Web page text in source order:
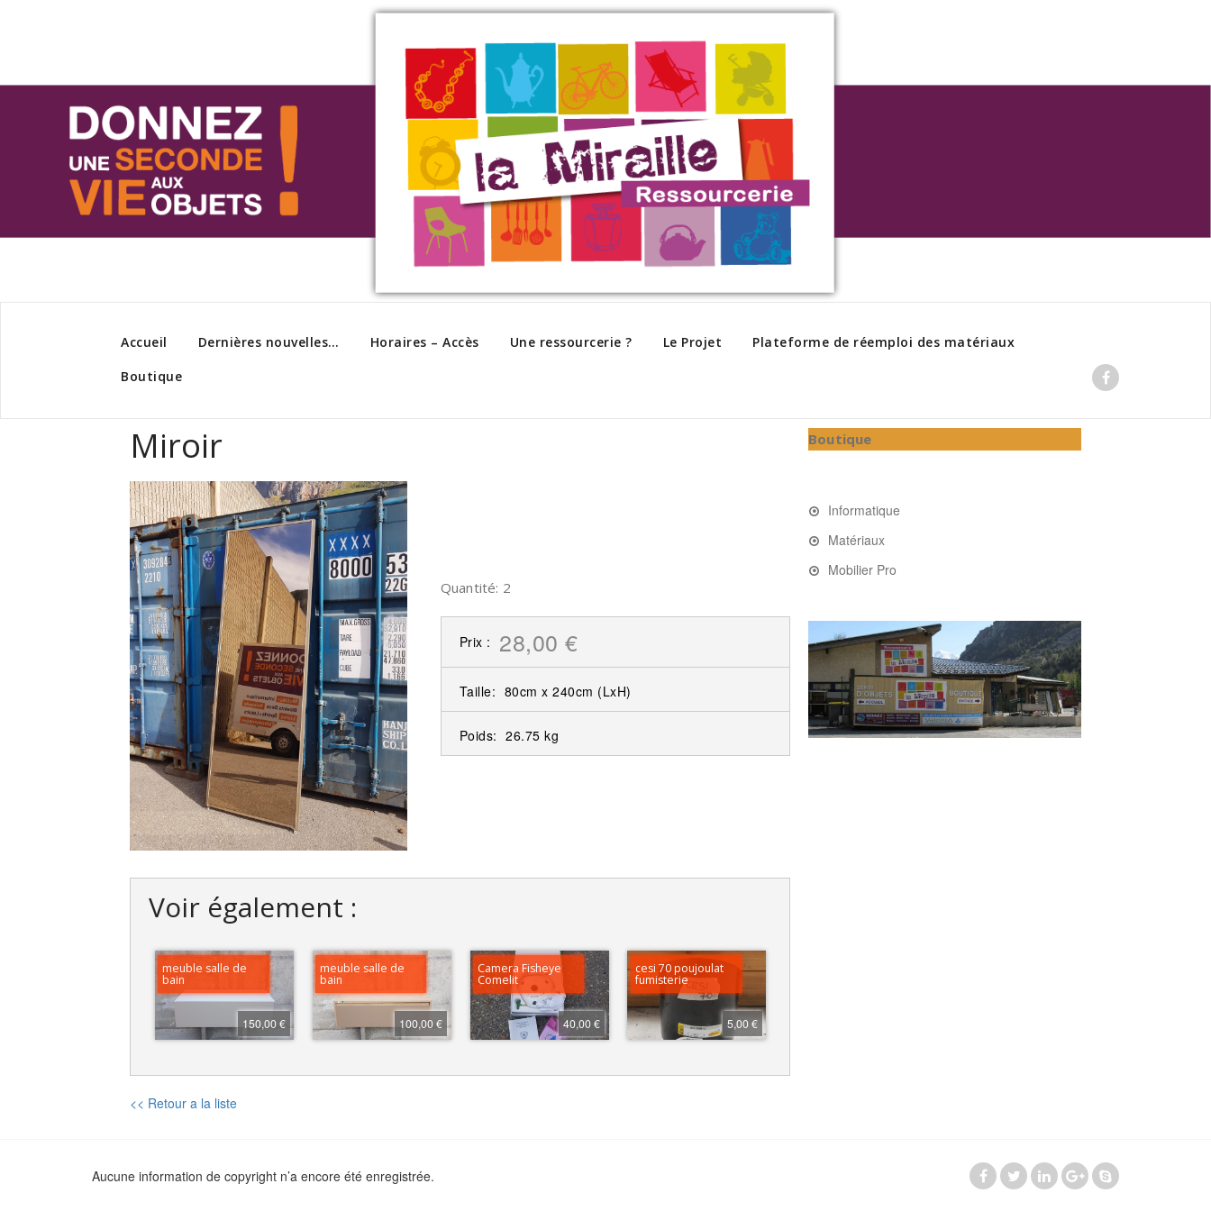
Accueil Dernières nouvelles… Horaires – Accès Une ressourcerie ? Le Projet
Plateforme de réemploi des matériaux
Boutique
Miroir
Quantité: 2
Prix : 28,00 €
Taille: 80cm x 240cm (LxH)
Poids: 26.75 kg
Voir également :
meuble salle de
bain
150,00 €
meuble salle de
bain
100,00 €
Camera Fisheye
Comelit
40,00 €
cesi 70 poujoulat
fumisterie
5,00 €
<< Retour a la liste
Boutique
Informatique
Matériaux
Mobilier Pro
Aucune information de copyright n’a encore été enregistrée.